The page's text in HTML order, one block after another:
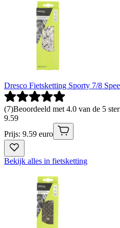
Dresco Fietsketting Sporty 7/8
(7)Beoordeeld met 4.0 van de 5
9.59
Prijs: 9.59 euro
Bekijk alles in fietsketting